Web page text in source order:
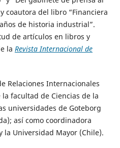
coautora del libro “Financiera
de historia industrial”.
de artículos en libros y
la Revista Internacional de
Relaciones Internacionales
facultad de Ciencias de la
universidades de Goteborg
así como coordinadora
Universidad Mayor (Chile).